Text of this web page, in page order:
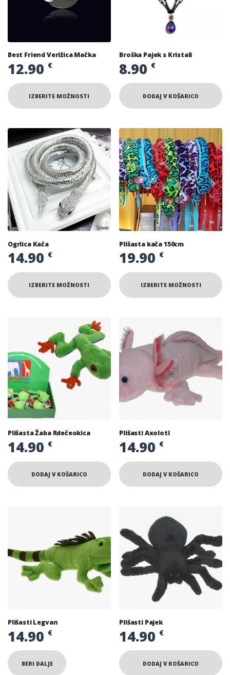
Best Friend Verižica Mačka
12.90 €
IZBERITE MOŽNOSTI
Broška Pajek s Kristali
8.90 €
DODAJ V KOŠARICO
Ogrlica Kača
14.90 €
IZBERITE MOŽNOSTI
Plišasta kača 150cm
19.90 €
IZBERITE MOŽNOSTI
Plišasta Žaba Rdečeokica
14.90 €
DODAJ V KOŠARICO
Plišasti Axolotl
14.90 €
DODAJ V KOŠARICO
Plišasti Legvan
14.90 €
BERI DALJE
Plišasti Pajek
14.90 €
DODAJ V KOŠARICO